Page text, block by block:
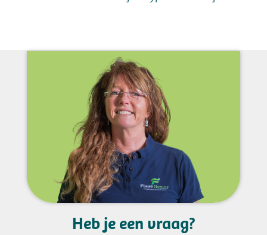
Heb je een vraag?